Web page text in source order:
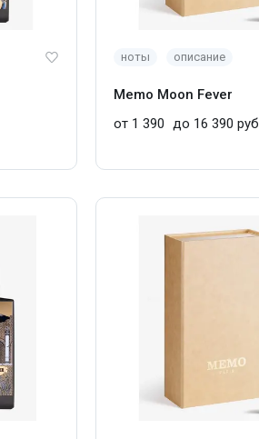
ноты описание
Memo Moon Fever
от 1 390
до 16 390 руб